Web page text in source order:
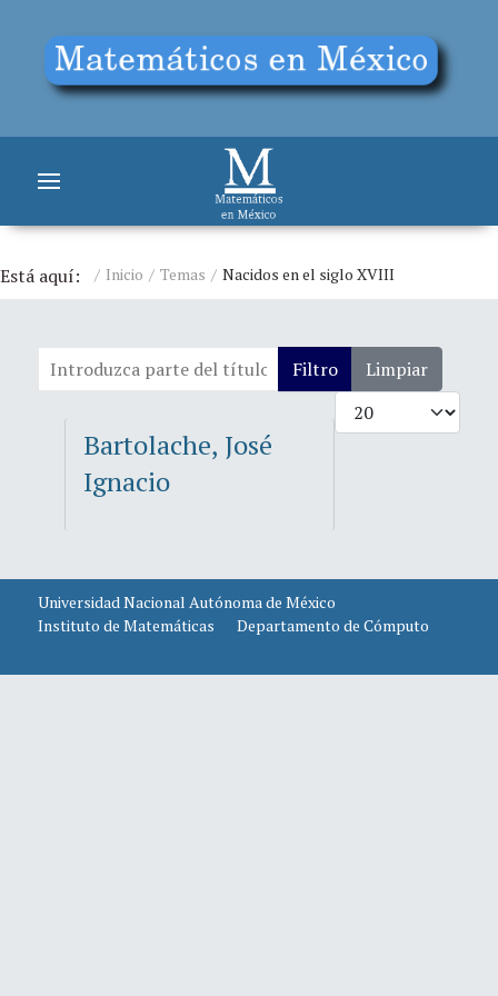
Está aquí: Inicio Temas Nacidos en el siglo XVIII
Introduzca parte del título Filtro
Limpiar
Cantidad
Bartolache, José
Ignacio
Universidad Nacional Autónoma de México
Instituto de Matemáticas
Departamento de Cómputo